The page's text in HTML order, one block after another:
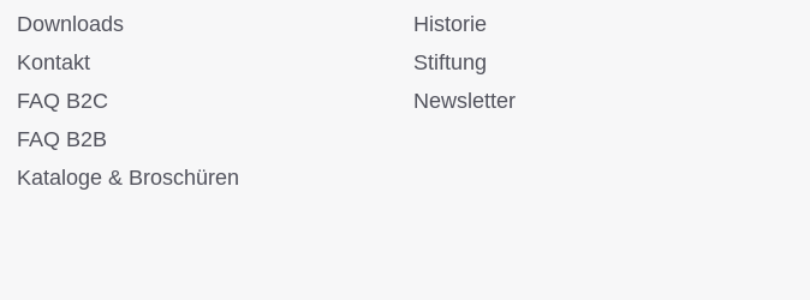
Downloads
Kontakt
FAQ B2C
FAQ B2B
Kataloge & Broschüren
Historie
Stiftung
Newsletter